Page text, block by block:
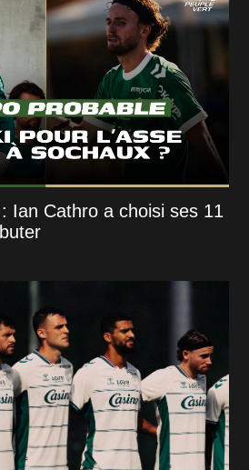
Ian Cathro a choisi ses 11